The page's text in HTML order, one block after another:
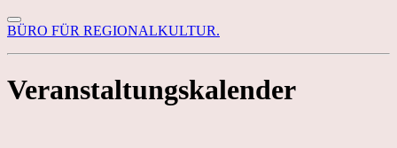
BÜRO FÜR REGIONALKULTUR.
Veranstaltungskalender